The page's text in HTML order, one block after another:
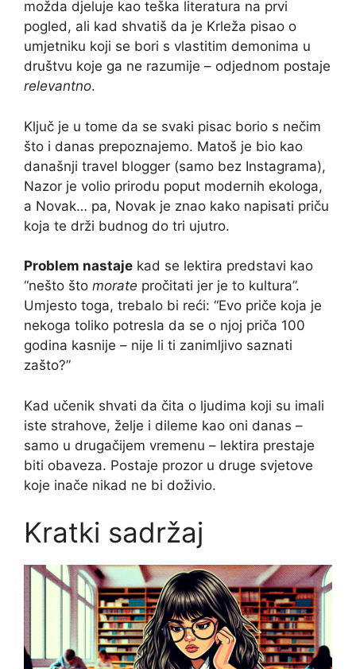
možda djeluje kao teška literatura na prvi
pogled, ali kad shvatiš da je Krleža pisao o
umjetniku koji se bori s vlastitim demonima u
društvu koje ga ne razumije – odjednom postaje
relevantno.
Ključ je u tome da se svaki pisac borio s nečim
što i danas prepoznajemo. Matoš je bio kao
današnji travel blogger (samo bez Instagrama),
Nazor je volio prirodu poput modernih ekologa,
a Novak… pa, Novak je znao kako napisati priču
koja te drži budnog do tri ujutro.
Problem nastaje kad se lektira predstavi kao
“nešto što morate pročitati jer je to kultura”.
Umjesto toga, trebalo bi reći: “Evo priče koja je
nekoga toliko potresla da se o njoj priča 100
godina kasnije – nije li ti zanimljivo saznati
zašto?”
Kad učenik shvati da čita o ljudima koji su imali
iste strahove, želje i dileme kao oni danas –
samo u drugačijem vremenu – lektira prestaje
biti obaveza. Postaje prozor u druge svjetove
koje inače nikad ne bi doživio.
Kratki sadržaj